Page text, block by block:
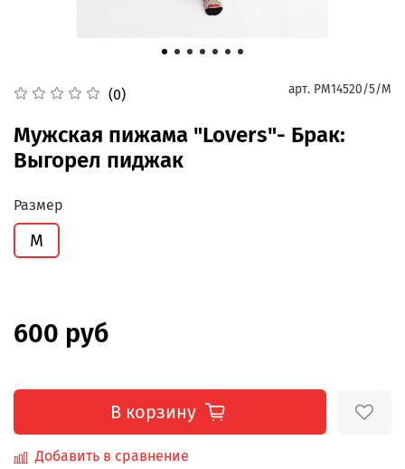
(0) арт. PM14520/5/M
Мужская пижама "Lovers"- Брак:
Выгорел пиджак
Размер
M
600 руб
В корзину
Добавить в сравнение